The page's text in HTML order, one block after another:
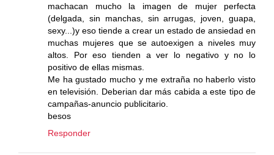
machacan mucho la imagen de mujer perfecta
(delgada, sin manchas, sin arrugas, joven, guapa,
sexy...)y eso tiende a crear un estado de ansiedad en
muchas mujeres que se autoexigen a niveles muy
altos. Por eso tienden a ver lo negativo y no lo
positivo de ellas mismas.
Me ha gustado mucho y me extraña no haberlo visto
en televisión. Deberian dar más cabida a este tipo de
campañas-anuncio publicitario.
besos
Responder